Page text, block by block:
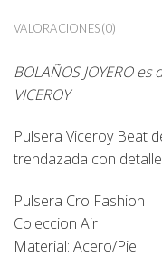
VALORACIONES (0)
BOLAÑOS JOYERO
VICEROY
Pulsera Viceroy Beat
trendazada con
Pulsera Cro Fashion
Coleccion Air
Material: Acero/Piel